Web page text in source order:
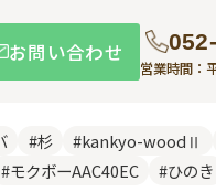
お問い合わせ
営業時間：
#杉 #kankyo-woodⅡ
#モクボーAAC40EC #ひのき